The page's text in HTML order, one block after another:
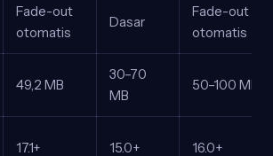
Fade-out
otomatis
Dasar
Fade-out
otomatis
49,2 MB
30–70
MB
50–100 MB
17.1+ 15.0+ 16.0+